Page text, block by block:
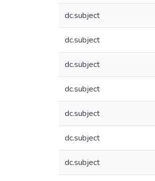
dc.subject
dc.subject
dc.subject
dc.subject
dc.subject
dc.subject
dc.subject